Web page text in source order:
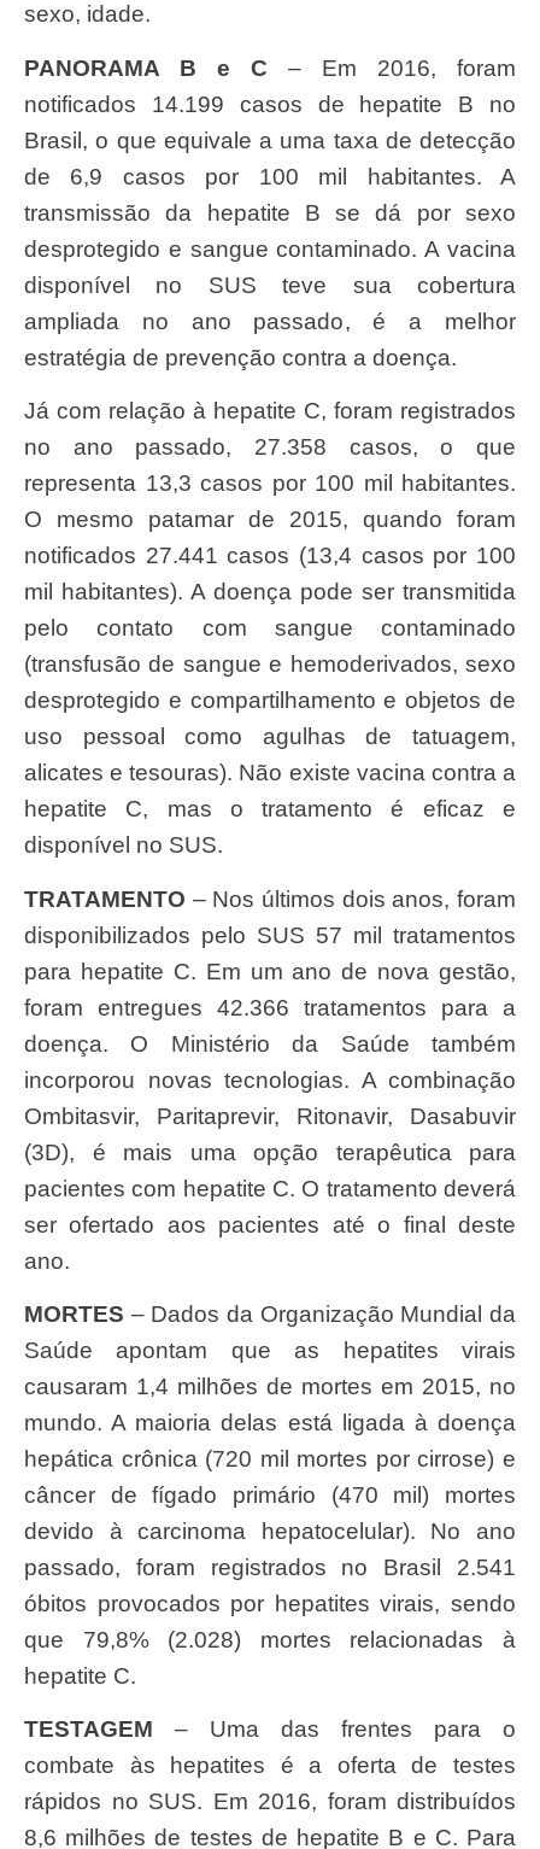
sexo, idade.
PANORAMA B e C – Em 2016, foram
notificados 14.199 casos de hepatite B no
Brasil, o que equivale a uma taxa de detecção
de 6,9 casos por 100 mil habitantes. A
transmissão da hepatite B se dá por sexo
desprotegido e sangue contaminado. A vacina
disponível no SUS teve sua cobertura
ampliada no ano passado, é a melhor
estratégia de prevenção contra a doença.
Já com relação à hepatite C, foram registrados
no ano passado, 27.358 casos, o que
representa 13,3 casos por 100 mil habitantes.
O mesmo patamar de 2015, quando foram
notificados 27.441 casos (13,4 casos por 100
mil habitantes). A doença pode ser transmitida
pelo contato com sangue contaminado
(transfusão de sangue e hemoderivados, sexo
desprotegido e compartilhamento e objetos de
uso pessoal como agulhas de tatuagem,
alicates e tesouras). Não existe vacina contra a
hepatite C, mas o tratamento é eficaz e
disponível no SUS.
TRATAMENTO – Nos últimos dois anos, foram
disponibilizados pelo SUS 57 mil tratamentos
para hepatite C. Em um ano de nova gestão,
foram entregues 42.366 tratamentos para a
doença. O Ministério da Saúde também
incorporou novas tecnologias. A combinação
Ombitasvir, Paritaprevir, Ritonavir, Dasabuvir
(3D), é mais uma opção terapêutica para
pacientes com hepatite C. O tratamento deverá
ser ofertado aos pacientes até o final deste
ano.
MORTES – Dados da Organização Mundial da
Saúde apontam que as hepatites virais
causaram 1,4 milhões de mortes em 2015, no
mundo. A maioria delas está ligada à doença
hepática crônica (720 mil mortes por cirrose) e
câncer de fígado primário (470 mil) mortes
devido à carcinoma hepatocelular). No ano
passado, foram registrados no Brasil 2.541
óbitos provocados por hepatites virais, sendo
que 79,8% (2.028) mortes relacionadas à
hepatite C.
TESTAGEM – Uma das frentes para o
combate às hepatites é a oferta de testes
rápidos no SUS. Em 2016, foram distribuídos
8,6 milhões de testes de hepatite B e C. Para